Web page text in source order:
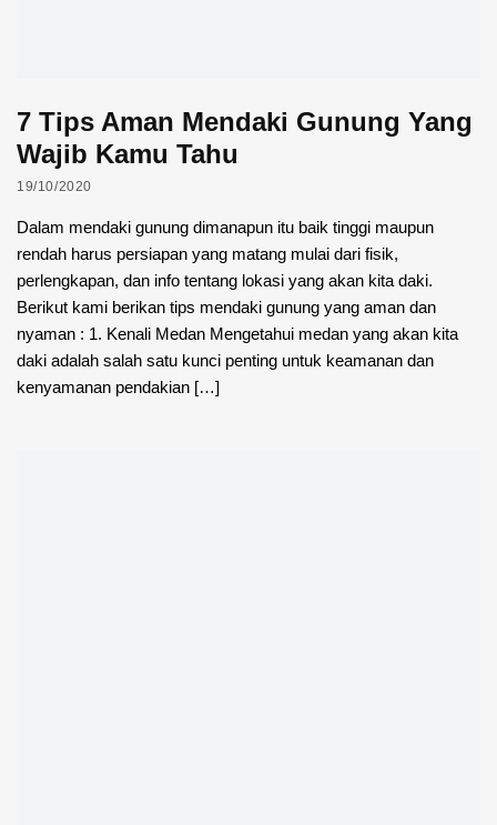
7 Tips Aman Mendaki Gunung Yang
Wajib Kamu Tahu
19/10/2020
Dalam mendaki gunung dimanapun itu baik tinggi maupun
rendah harus persiapan yang matang mulai dari fisik,
perlengkapan, dan info tentang lokasi yang akan kita daki.
Berikut kami berikan tips mendaki gunung yang aman dan
nyaman : 1. Kenali Medan Mengetahui medan yang akan kita
daki adalah salah satu kunci penting untuk keamanan dan
kenyamanan pendakian […]